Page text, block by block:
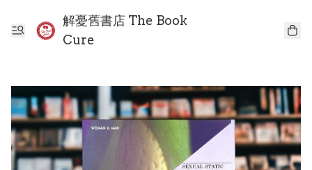
解憂舊書店 The Book
Cure